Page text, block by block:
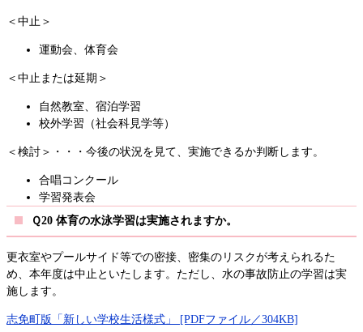
＜中止＞
運動会、体育会
＜中止または延期＞
自然教室、宿泊学習
校外学習（社会科見学等）
＜検討＞・・・今後の状況を見て、実施できるか判断します。
合唱コンクール
学習発表会
Ｑ20 体育の水泳学習は実施されますか。
更衣室やプールサイド等での密接、密集のリスクが考えられるた
め、本年度は中止といたします。ただし、水の事故防止の学習は実
施します。
志免町版「新しい学校生活様式」 [PDFファイル／304KB]